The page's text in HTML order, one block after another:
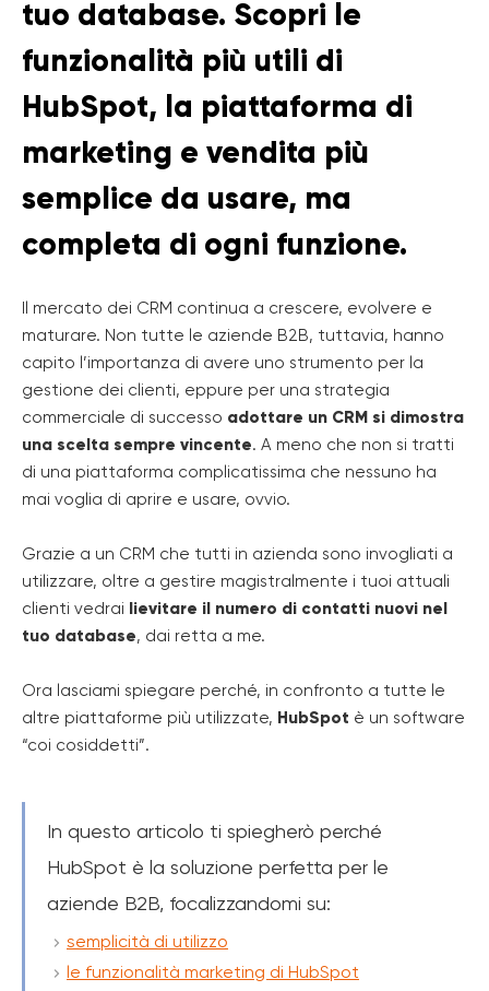
tuo database. Scopri le
funzionalità più utili di
HubSpot, la piattaforma di
marketing e vendita più
semplice da usare, ma
completa di ogni funzione.
Il mercato dei CRM continua a crescere, evolvere e
maturare. Non tutte le aziende B2B, tuttavia, hanno
capito l’importanza di avere uno strumento per la
gestione dei clienti, eppure per una strategia
commerciale di successo adottare un CRM si dimostra
una scelta sempre vincente. A meno che non si tratti
di una piattaforma complicatissima che nessuno ha
mai voglia di aprire e usare, ovvio.
Grazie a un CRM che tutti in azienda sono invogliati a
utilizzare, oltre a gestire magistralmente i tuoi attuali
clienti vedrai lievitare il numero di contatti nuovi nel
tuo database, dai retta a me.
Ora lasciami spiegare perché, in confronto a tutte le
altre piattaforme più utilizzate, HubSpot è un software
“coi cosiddetti”.
In questo articolo ti spiegherò perché
HubSpot è la soluzione perfetta per le
aziende B2B, focalizzandomi su:
semplicità di utilizzo
le funzionalità marketing di HubSpot